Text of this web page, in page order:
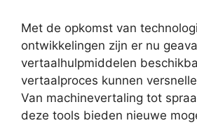
Met de opkomst van
ontwikkelingen zijn er nu
vertaalhulpmiddelen
vertaalproces kunnen
Van machinevertaling tot
deze tools bieden nieuwe